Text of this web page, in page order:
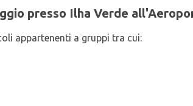
presso Ilha Verde
appartenenti a gruppi tra cui: